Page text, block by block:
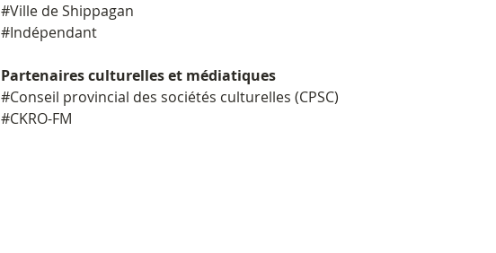
#Ville de Shippagan
#Indépendant
Partenaires culturelles et médiatiques
#Conseil provincial des sociétés culturelles (CPSC)
#CKRO-FM